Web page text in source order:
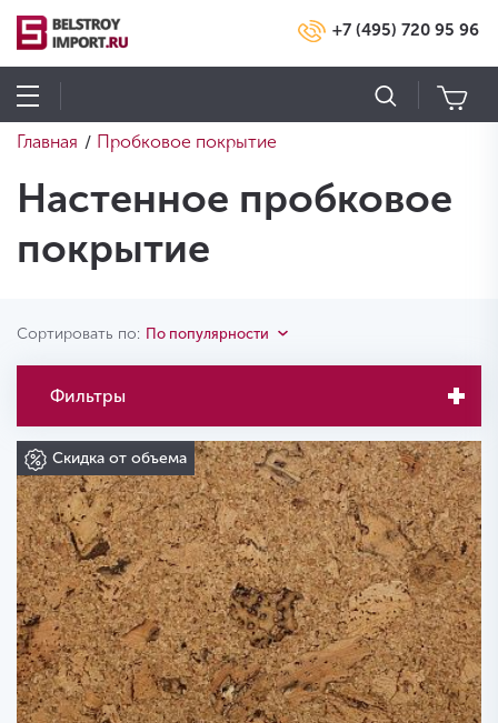
+7 (495) 720 95 96
Главная / Пробковое покрытие
Настенное пробковое
покрытие
Сортировать по: По популярности
Фильтры
Скидка от объема